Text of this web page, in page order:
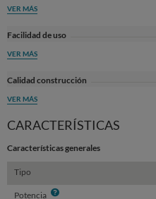
VER MÁS
Facilidad de uso
VER MÁS
Calidad construcción
VER MÁS
CARACTERÍSTICAS
Características generales
Tipo
Potencia Info